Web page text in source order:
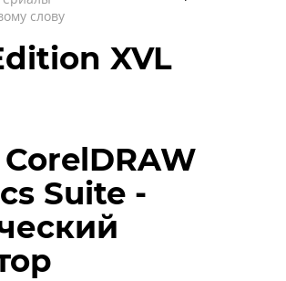
слову
XVL
Suite -